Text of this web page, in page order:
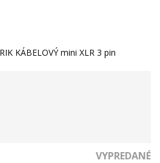
KÁBELOVÝ mini XLR 3 pin
VYPREDANÉ